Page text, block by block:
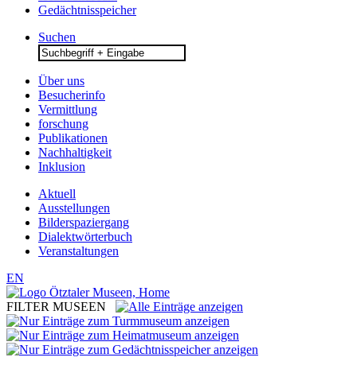
Gedächtnisspeicher
Suchen
Search
for:
Über uns
Besucherinfo
Vermittlung
forschung
Publikationen
Nachhaltigkeit
Inklusion
Aktuell
Ausstellungen
Bilderspaziergang
Dialektwörterbuch
Veranstaltungen
EN
FILTER MUSEEN